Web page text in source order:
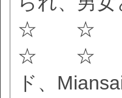
☆
☆ ☆ ☆ ☆
ド、